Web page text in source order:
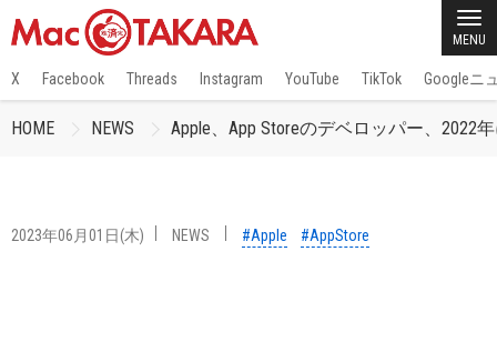
MENU
X Facebook Threads Instagram YouTube TikTok Googleニ
HOME NEWS Apple、App Storeのデベロッパー、2022
2023年06月01日(木) NEWS #Apple #AppStore